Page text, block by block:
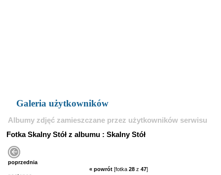
Galeria użytkowników
Albumy zdjęć zamieszczane przez użytkowników serwisu
Fotka Skalny Stół z albumu : Skalny Stół
poprzednia
« powrót [fotka 28 z 47]